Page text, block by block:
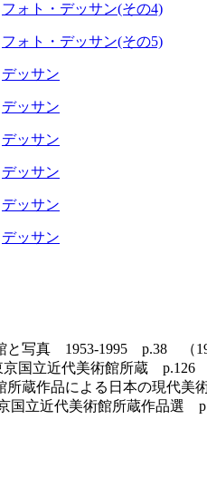
フォト・デッサン(その4)
フォト・デッサン(その5)
デッサン
デッサン
デッサン
デッサン
デッサン
デッサン
と写真 1953-1995 p.38 （
京国立近代美術館所蔵 p.126
所蔵作品による日本の現代
国立近代美術館所蔵作品選